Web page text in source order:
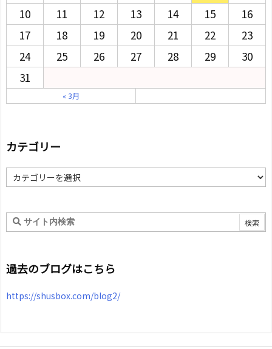
10
11 12 13 14 15
16
17
18 19 20 21 22
23
24
25 26 27 28 29
30
31
« 3月
カテゴリー
テ
ー
過去のブログはこちら
https://shusbox.com/blog2/